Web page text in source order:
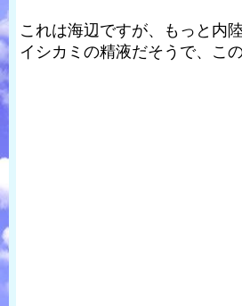
これは海辺ですが、もっと内
イシカミの精液だそうで、こ